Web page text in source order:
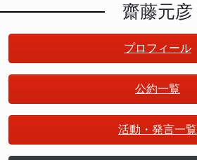
られたのか？
齋藤元彦
プロフィール
公約一覧
活動・発言一覧